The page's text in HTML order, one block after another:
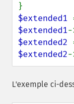
$extended1
$extended1-
$extended2
$extended2-
L'exemple ci-